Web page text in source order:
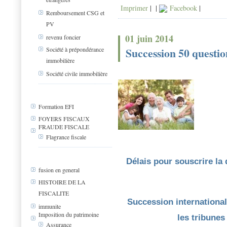
Remboursement CSG et
PV
revenu foncier
Société à prépondérance
immobilière
Société civile immobilière
Formation EFI
FOYERS FISCAUX
FRAUDE FISCALE
Flagrance fiscale
fusion en general
HISTOIRE DE LA
FISCALITE
immunite
Imposition du patrimoine
Assurance
Imprimer | | Facebook |
01 juin 2014
Succession 50
Délais pour souscrire la
Succession
les tribunes